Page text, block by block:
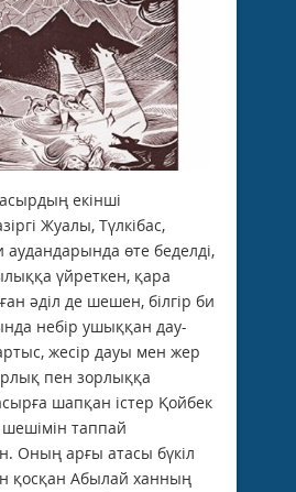
екiншi
Жуалы, Түлкiбас,
аудандарында өте беделдi,
үйреткен, қара
әдiл де шешен, бiлгiр би
небiр ушыққан дау-
жесiр дауы мен жер
пен зорлыққа
шапқан iстер Қойбек
таппай
Оның арғы атасы бүкiл
қосқан Абылай ханның